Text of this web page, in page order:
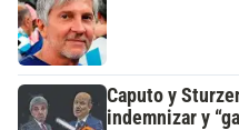
Caputo y
indemnizar y